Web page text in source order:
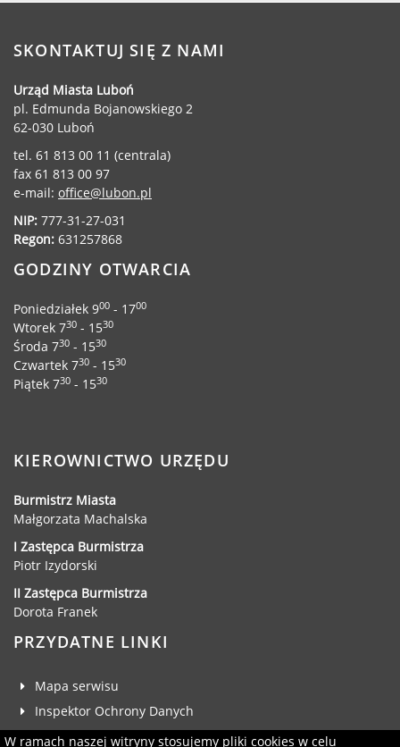
SKONTAKTUJ SIĘ Z NAMI
Urząd Miasta Luboń
pl. Edmunda Bojanowskiego 2
62-030 Luboń
tel. 61 813 00 11 (centrala)
fax 61 813 00 97
e-mail: office@lubon.pl
NIP: 777-31-27-031
Regon: 631257868
GODZINY OTWARCIA
Poniedziałek 900 - 1700
Wtorek 730 - 1530
Środa 730 - 1530
Czwartek 730 - 1530
Piątek 730 - 1530
KIEROWNICTWO URZĘDU
Burmistrz Miasta
Małgorzata Machalska
I Zastępca Burmistrza
Piotr Izydorski
II Zastępca Burmistrza
Dorota Franek
PRZYDATNE LINKI
Mapa serwisu
Inspektor Ochrony Danych
Deklaracja dostępności
W ramach naszej witryny stosujemy pliki cookies w celu